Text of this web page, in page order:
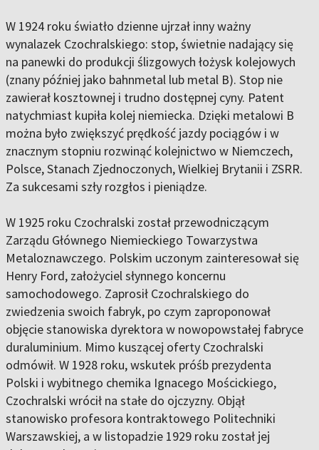
W 1924 roku światło dzienne ujrzał inny ważny
wynalazek Czochralskiego: stop, świetnie nadający się
na panewki do produkcji ślizgowych łożysk kolejowych
(znany później jako bahnmetal lub metal B). Stop nie
zawierał kosztownej i trudno dostępnej cyny. Patent
natychmiast kupiła kolej niemiecka. Dzięki metalowi B
można było zwiększyć prędkość jazdy pociągów i w
znacznym stopniu rozwinąć kolejnictwo w Niemczech,
Polsce, Stanach Zjednoczonych, Wielkiej Brytanii i ZSRR.
Za sukcesami szły rozgłos i pieniądze.
W 1925 roku Czochralski został przewodniczącym
Zarządu Głównego Niemieckiego Towarzystwa
Metaloznawczego. Polskim uczonym zainteresował się
Henry Ford, założyciel słynnego koncernu
samochodowego. Zaprosił Czochralskiego do
zwiedzenia swoich fabryk, po czym zaproponował
objęcie stanowiska dyrektora w nowopowstałej fabryce
duraluminium. Mimo kuszącej oferty Czochralski
odmówił. W 1928 roku, wskutek próśb prezydenta
Polski i wybitnego chemika Ignacego Mościckiego,
Czochralski wrócił na stałe do ojczyzny. Objął
stanowisko profesora kontraktowego Politechniki
Warszawskiej, a w listopadzie 1929 roku został jej